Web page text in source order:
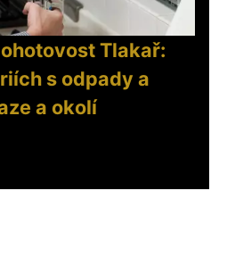
Tlakař:
s odpady a
a okolí